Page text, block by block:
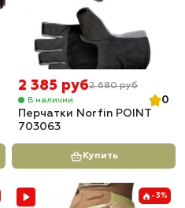
2 385 руб2 680 руб
В наличии
0
Перчатки Norfin POINT
703063
Купить
-3%